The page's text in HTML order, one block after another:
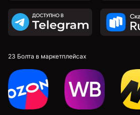
23 Болта в маркетплейсах